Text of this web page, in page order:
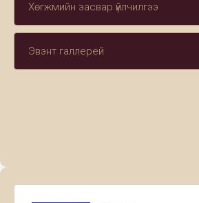
Хөгжмийн засвар үйлчилгээ
Эвэнт галлерей